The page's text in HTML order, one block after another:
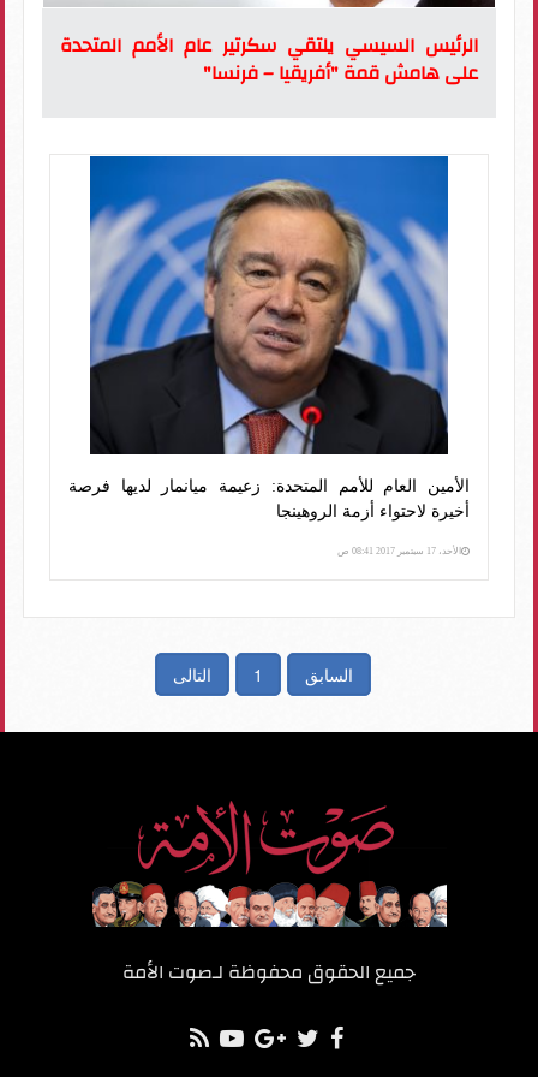
الرئيس السيسي يلتقي سكرتير عام الأمم المتحدة
على هامش قمة "أفريقيا – فرنسا"
الأمين العام للأمم المتحدة: زعيمة ميانمار لديها فرصة
أخيرة لاحتواء أزمة الروهينجا
الأحد، 17 سبتمبر 2017 08:41 ص
السابق 1 التالى
جميع الحقوق محفوظة لـصوت الأمة